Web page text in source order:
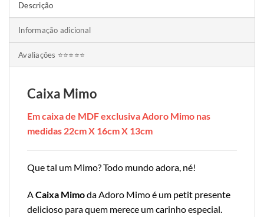
Descrição
Informação adicional
Avaliações ⭐⭐⭐⭐⭐
Caixa Mimo
Em caixa de MDF exclusiva Adoro Mimo nas
medidas 22cm X 16cm X 13cm
Que tal um Mimo? Todo mundo adora, né!
ACaixa Mimoda Adoro Mimo é um petit presente
delicioso para quem merece um carinho especial.